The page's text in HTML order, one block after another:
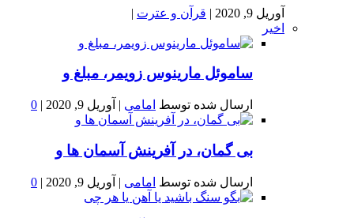
آوریل 9, 2020 | قرآن و عترت |
اخیر
ساموئل مارینوس زویمر، مبلغ و
ارسال شده توسط امامی | آوریل 9, 2020 |
0
بى گمان، در آفرينش آسمان ها و
ارسال شده توسط امامی | آوریل 9, 2020 |
0